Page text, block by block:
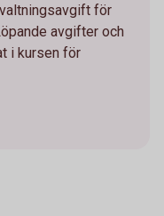
för
avgifter och
i kursen för